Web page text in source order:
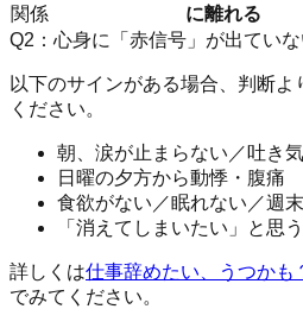
関係
に離れる
Q2：心身に「赤信号」が出てい
以下のサインがある場合、判断よ
ください。
朝、涙が止まらない／吐き
日曜の夕方から動悸・腹痛
食欲がない／眠れない／週
「消えてしまいたい」と思
詳しくは仕事辞めたい、うつかも
でみてください。